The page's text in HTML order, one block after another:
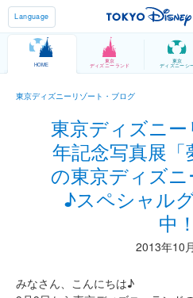
Language
HOME
東京
ディズニーランド
東京
ディズニーシ
東京ディズニーリゾート・ブログ
東京ディズニ
年記念写真展
の東京ディズニ
♪スペシャル
中！
2013年10
みなさん、こんにちは♪